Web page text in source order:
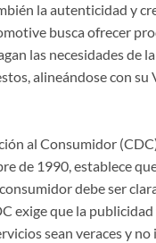
la autenticidad y
busca ofrecer
las necesidades de
alineándose con
al Consumidor
de 1990, establece
debe ser
exige que la
sean veraces y